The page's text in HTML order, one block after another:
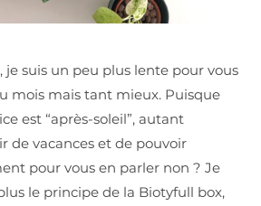
je suis un peu plus lente pour vous
mois mais tant mieux. Puisque
est “après-soleil”, autant
de vacances et de pouvoir
pour vous en parler non ? Je
le principe de la Biotyfull box,